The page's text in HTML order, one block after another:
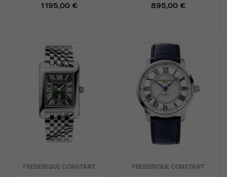
1 195,00 € 895,00 €
FREDERIQUE CONSTANT FREDERIQUE CONSTANT